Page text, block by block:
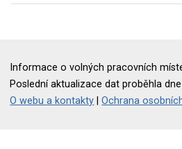
Informace o volných pracovních
Poslední aktualizace dat proběhla dne
O webu a kontakty |Ochrana